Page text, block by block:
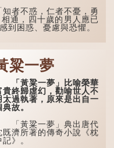
者不惑，仁者不憂，勇
通，四十歲的男人應已
到困惑、憂慮與恐懼。
粱一夢
黃粱一夢」比喻榮華
貴終歸虛幻，勸喻世人不
太過執著，原來是出自一
典故。
黃粱一夢」典出唐代
既濟所著的傳奇小說《枕
記》。